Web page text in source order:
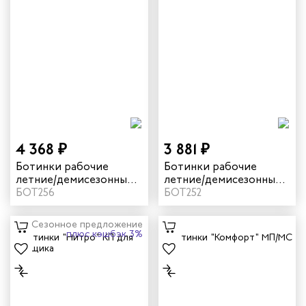
4 368 ₽
Ботинки рабочие
летние/демисезонные
"Дэлф" с КП/КС цвет
черный/бежевый
БОТ256
3 881 ₽
Ботинки рабочие
летние/демисезонные
"Дэлф" с КП цвет
черный/бежевый
БОТ252
Сезонное предложение
плюс кэшбэк 3%